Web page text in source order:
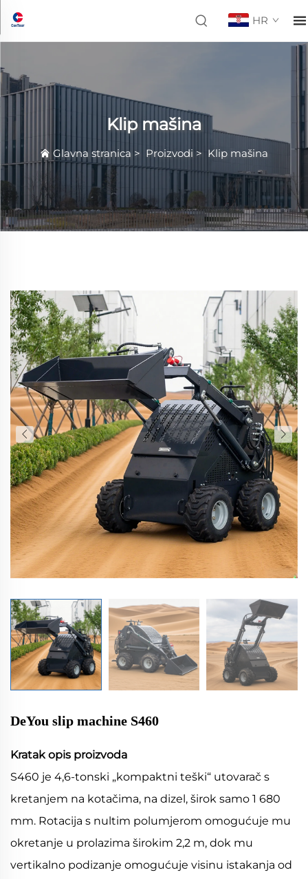
HR
Klip mašina
Glavna stranica > Proizvodi > Klip mašina
DeYou slip machine S460
Kratak opis proizvoda
S460 je 4,6-tonski „kompaktni teški“ utovarač s
kretanjem na kotačima, na dizel, širok samo 1 680
mm. Rotacija s nultim polumjerom omogućuje mu
okretanje u prolazima širokim 2,2 m, dok mu
vertikalno podizanje omogućuje visinu istakanja od